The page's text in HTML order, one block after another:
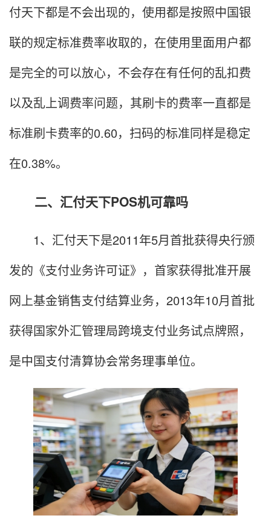
付天下都是不会出现的，使用都是按照中国银
联的规定标准费率收取的，在使用里面用户都
是完全的可以放心，不会存在有任何的乱扣费
以及乱上调费率问题，其刷卡的费率一直都是
标准刷卡费率的0.60，扫码的标准同样是稳定
在0.38%。
二、汇付天下POS机可靠吗
1、汇付天下是2011年5月首批获得央行颁
发的《支付业务许可证》，首家获得批准开展
网上基金销售支付结算业务，2013年10月首批
获得国家外汇管理局跨境支付业务试点牌照，
是中国支付清算协会常务理事单位。